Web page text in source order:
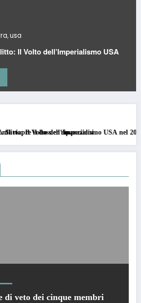
USA
UN
dossier riparazioni
dell’Imperialismo USA nel 2026 UN
di veto dei cinque membri